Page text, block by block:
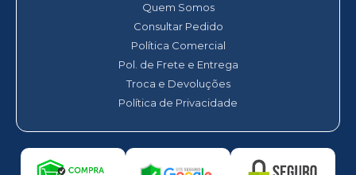
Quem Somos
Consultar Pedido
Política Comercial
Pol. de Frete e Entrega
Troca e Devoluções
Política de Privacidade